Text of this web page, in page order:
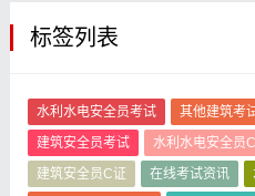
标签列表
水利水电安全员考试 其他建筑考
建筑安全员考试
水利水电安全员
建筑安全员C证
在线考试资讯